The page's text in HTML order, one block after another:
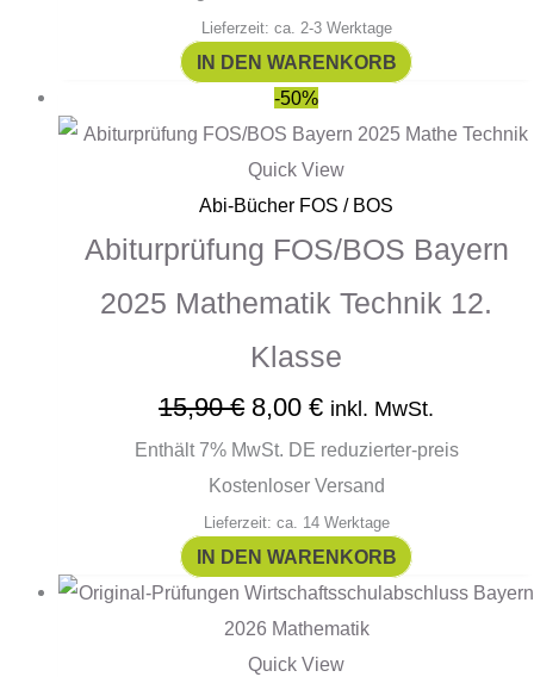
Lieferzeit: ca. 2-3 Werktage
IN DEN WARENKORB
-50%
Quick View
Abi-Bücher FOS / BOS
Abiturprüfung FOS/BOS Bayern
2025 Mathematik Technik 12.
Klasse
15,90€ 8,00€ inkl. MwSt.
Enthält 7% MwSt. DE reduzierter-preis
Kostenloser Versand
Lieferzeit: ca. 14 Werktage
IN DEN WARENKORB
Quick View